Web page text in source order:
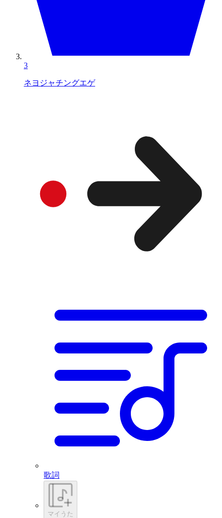
3
ネヨジャチングエゲ
歌詞
マイうた